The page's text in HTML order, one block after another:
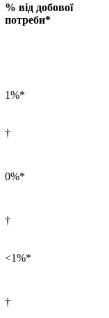
% від добової
потреби*
1%*
†
0%*
†
<1%*
†